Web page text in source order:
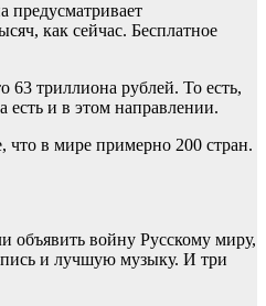
как сейчас. Бесплатное
63 триллиона рублей. То есть,
и в этом направлении.
в мире примерно 200 стран.
объявить войну Русскому миру,
и лучшую музыку. И три